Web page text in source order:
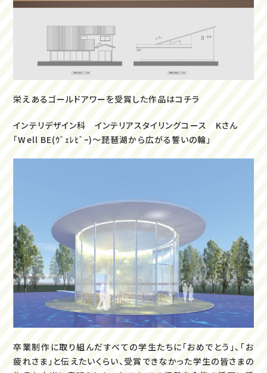
栄えあるゴールドアワーを受賞した作品はコチラ
インテリデザイン科 インテリアスタイリングコース Kさん
「Well BE(ｳﾞｪﾚﾋﾞｰ)～琵琶湖から広がる誓いの輪」
卒業制作に取り組んだすべての学生たちに「おめでとう」、「お
疲れさま」と伝えたいくらい、受賞できなかった学生の皆さまの